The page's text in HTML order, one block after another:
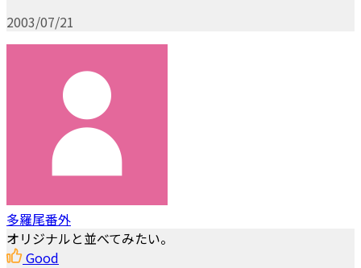
2003/07/21
多羅尾番外
オリジナルと並べてみたい。
Good